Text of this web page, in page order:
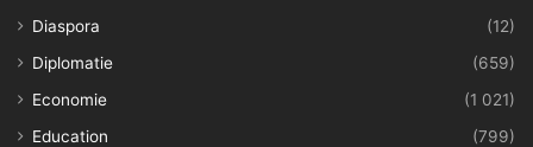
Diaspora
(12)
Diplomatie
(659)
Economie
(1 021)
Education
(799)